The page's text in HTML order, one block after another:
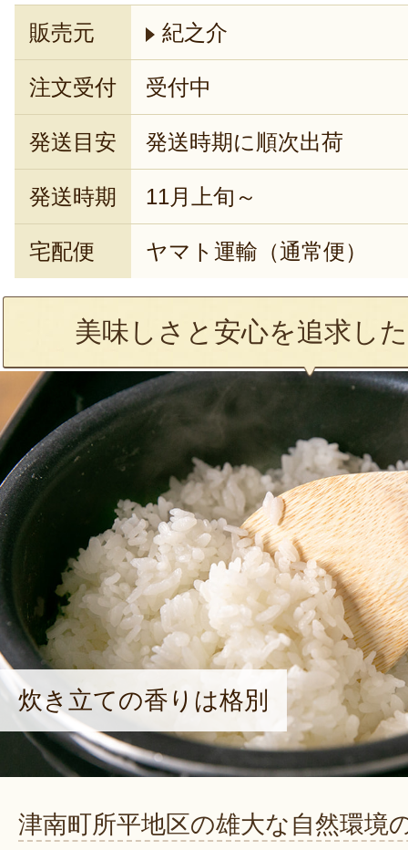
販売元 紀之介
注文受付 受付中
発送目安 発送時期に順次出荷
発送時期 11月上旬～
宅配便 ヤマト運輸（通常便）
美味しさと安心を追求し
炊き立ての香りは格別
津南町所平地区の雄大な自然環境